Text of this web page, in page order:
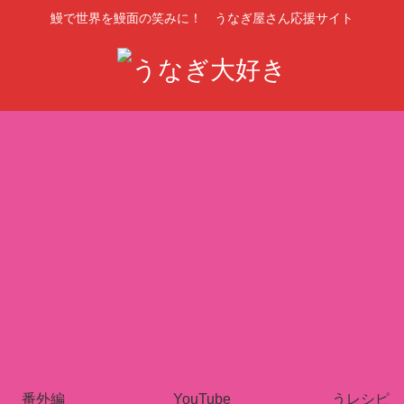
鰻で世界を鰻面の笑みに！ うなぎ屋さん応援サイト
番外編 YouTube うレシピ